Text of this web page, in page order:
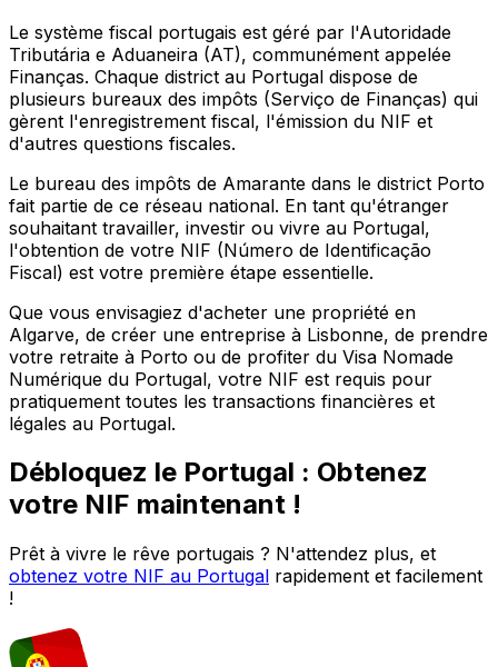
Le système fiscal portugais est géré par l'Autoridade
Tributária e Aduaneira (AT), communément appelée
Finanças. Chaque district au Portugal dispose de
plusieurs bureaux des impôts (Serviço de Finanças) qui
gèrent l'enregistrement fiscal, l'émission du NIF et
d'autres questions fiscales.
Le bureau des impôts de Amarante dans le district Porto
fait partie de ce réseau national. En tant qu'étranger
souhaitant travailler, investir ou vivre au Portugal,
l'obtention de votre NIF (Número de Identificação
Fiscal) est votre première étape essentielle.
Que vous envisagiez d'acheter une propriété en
Algarve, de créer une entreprise à Lisbonne, de prendre
votre retraite à Porto ou de profiter du Visa Nomade
Numérique du Portugal, votre NIF est requis pour
pratiquement toutes les transactions financières et
légales au Portugal.
Débloquez le Portugal : Obtenez
votre NIF maintenant !
Prêt à vivre le rêve portugais ? N'attendez plus, et
obtenez votre NIF au Portugal rapidement et facilement
!